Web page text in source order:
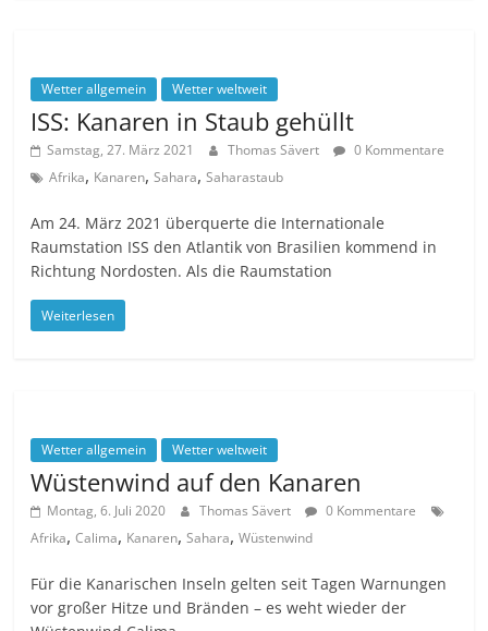
Wetter allgemein Wetter weltweit
ISS: Kanaren in Staub gehüllt
Samstag, 27. März 2021 Thomas Sävert
0 Kommentare
Afrika, Kanaren,Sahara,Saharastaub
Am 24. März 2021 überquerte die Internationale
Raumstation ISS den Atlantik von Brasilien kommend in
Richtung Nordosten. Als die Raumstation
Weiterlesen
Wetter allgemein Wetter weltweit
Wüstenwind auf den Kanaren
Montag, 6. Juli 2020 Thomas Sävert
0 Kommentare
Afrika,Calima, Kanaren,Sahara,Wüstenwind
Für die Kanarischen Inseln gelten seit Tagen Warnungen
vor großer Hitze und Bränden – es weht wieder der